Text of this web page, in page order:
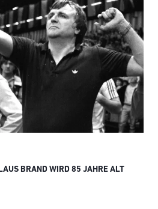
BRAND WIRD 85 JAHRE ALT